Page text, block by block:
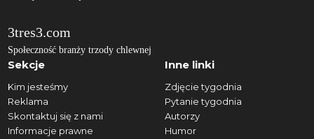
3tres3.com
Społeczność branży trzody chlewnej
Sekcje
Kim jesteśmy
Reklama
Skontaktuj się z nami
Informacje prawne
Inne linki
Zdjęcie tygodnia
Pytanie tygodnia
Autorzy
Humor